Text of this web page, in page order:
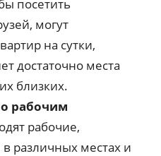
посетить
могут
на сутки,
достаточно места
близких.
рабочим
рабочие,
различных местах и